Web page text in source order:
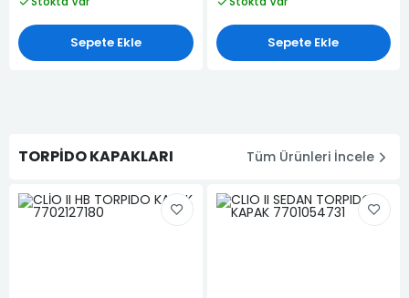
Sepete Ekle Sepete Ekle
TORPİDO KAPAKLARI Tüm Ürünleri İncele